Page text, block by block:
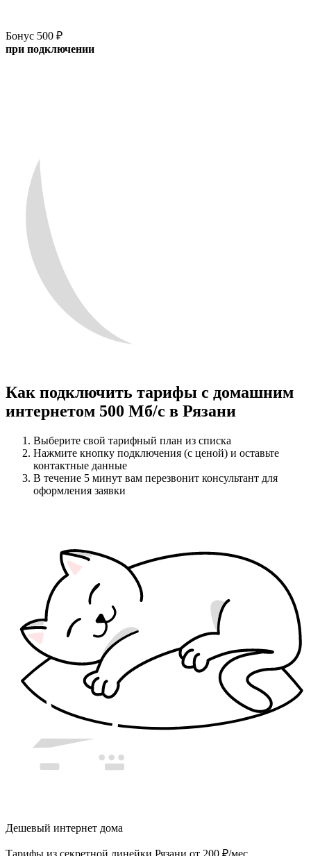
Бонус 500 ₽
при подключении
Как подключить тарифы с домашним
интернетом 500 Мб/с в Рязани
Выберите свой тарифный план из списка
Нажмите кнопку подключения (с ценой) и оставьте
контактные данные
В течение 5 минут вам перезвонит консультант для
оформления заявки
Дешевый интернет дома
Тарифы из секретной линейки Рязани от 200 ₽/мес